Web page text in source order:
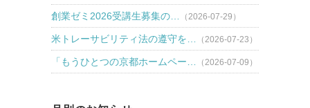
創業ゼミ2026受講生募集の… （2026-07-29）
米トレーサビリティ法の遵守を… （2026-07-23）
「もうひとつの京都ホームペー… （2026-07-09）